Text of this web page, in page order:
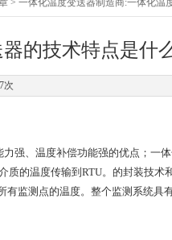
> 一体化温度变送器制造商:一体化温
的技术特点是什
次
强、温度补偿功能强的优点；一
质的温度传输到RTU。的封装技术
监测点的温度。整个监测系统具